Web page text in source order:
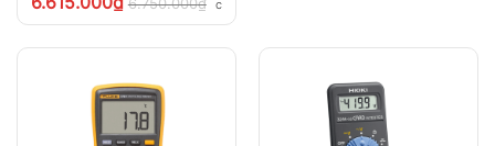
6.750.000₫ chưa VAT 8%